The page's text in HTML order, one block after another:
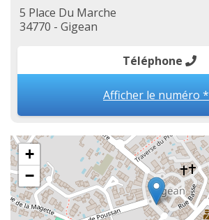
5 Place Du Marche
34770 - Gigean
Téléphone
Afficher le numéro *
+
−